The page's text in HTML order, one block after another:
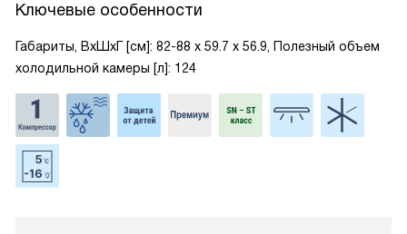
Ключевые особенности
Габариты, ВxШxГ [см]: 82-88 х 59.7 х 56.9, Полезный объем
холодильной камеры [л]: 124